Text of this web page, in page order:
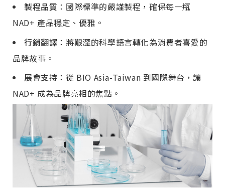
製程品質 ：國際標準的嚴謹製程，確保每一瓶
NAD+ 產品穩定、優雅。
行銷翻譯 ：將艱澀的科學語言轉化為消費者喜愛的
品牌故事。
展會支持 ：從 BIO Asia-Taiwan 到國際舞台，讓
NAD+ 成為品牌亮相的焦點。